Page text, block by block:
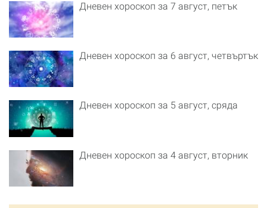
Дневен хороскоп за 7 август, петък
Дневен хороскоп за 6 август, четвъртък
Дневен хороскоп за 5 август, сряда
Дневен хороскоп за 4 август, вторник